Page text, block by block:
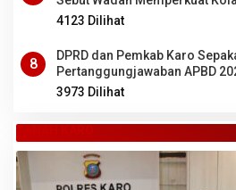
Sumut
4123 Dilihat
8
DPRD dan Pemkab Karo
Pertanggungjawaban APBD
3973 Dilihat
TANAH KARO